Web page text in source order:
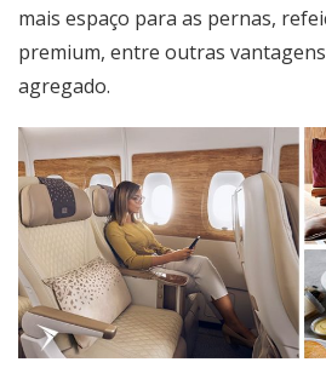
mais espaço para as pernas,
premium, entre outras
agregado.